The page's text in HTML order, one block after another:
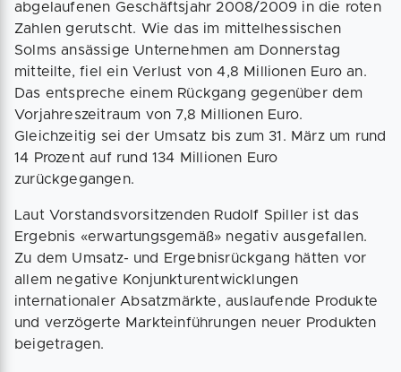
abgelaufenen Geschäftsjahr 2008/2009 in die roten
Zahlen gerutscht. Wie das im mittelhessischen
Solms ansässige Unternehmen am Donnerstag
mitteilte, fiel ein Verlust von 4,8 Millionen Euro an.
Das entspreche einem Rückgang gegenüber dem
Vorjahreszeitraum von 7,8 Millionen Euro.
Gleichzeitig sei der Umsatz bis zum 31. März um rund
14 Prozent auf rund 134 Millionen Euro
zurückgegangen.
Laut Vorstandsvorsitzenden Rudolf Spiller ist das
Ergebnis «erwartungsgemäß» negativ ausgefallen.
Zu dem Umsatz- und Ergebnisrückgang hätten vor
allem negative Konjunkturentwicklungen
internationaler Absatzmärkte, auslaufende Produkte
und verzögerte Markteinführungen neuer Produkten
beigetragen.